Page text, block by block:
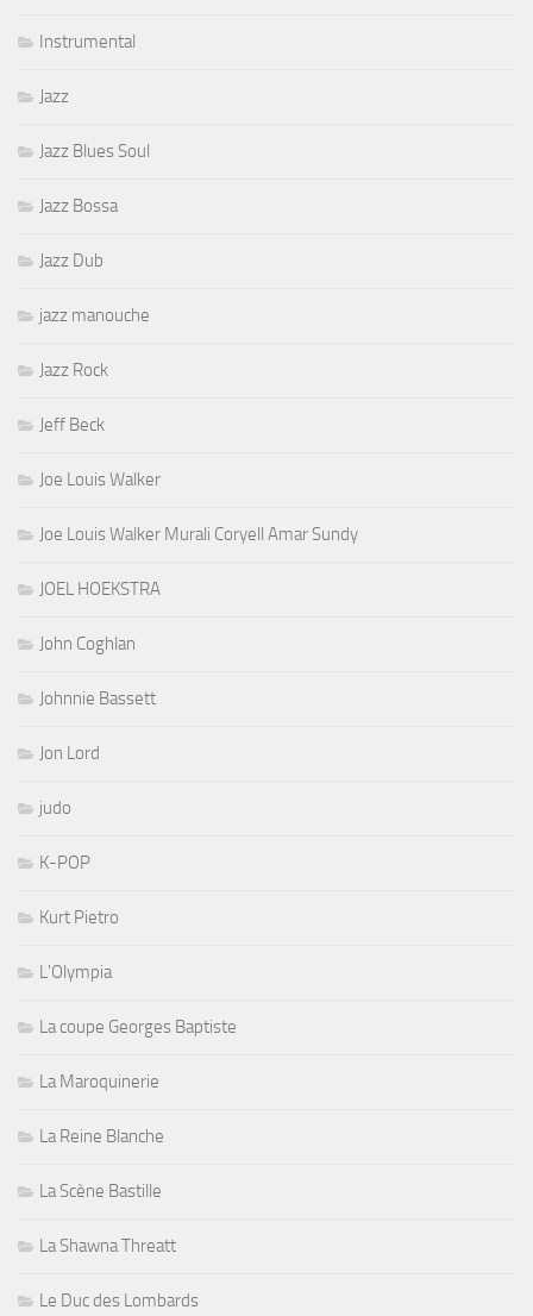
Instrumental
Jazz
Jazz Blues Soul
Jazz Bossa
Jazz Dub
jazz manouche
Jazz Rock
Jeff Beck
Joe Louis Walker
Joe Louis Walker Murali Coryell Amar Sundy
JOEL HOEKSTRA
John Coghlan
Johnnie Bassett
Jon Lord
judo
K-POP
Kurt Pietro
L'Olympia
La coupe Georges Baptiste
La Maroquinerie
La Reine Blanche
La Scène Bastille
La Shawna Threatt
Le Duc des Lombards